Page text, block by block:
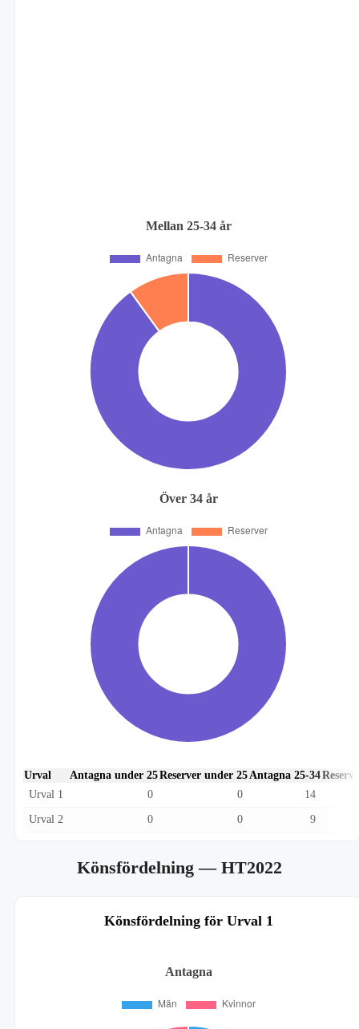
Mellan 25-34 år
Över 34 år
Urval Antagna under 25Reserver under 25Antagna 25-34
Urval 1
0 0 14
Urval 2 0 0 9
Könsfördelning— HT2022
Könsfördelning för Urval 1
Antagna